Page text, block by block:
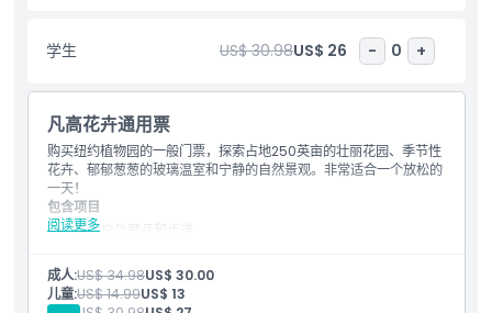
营业时间
需要了解的事项
位置
如何到达那里
如何兑换
学生 US$ 30.98US$ 26 - 0 +
凡高花卉通用票
购买纽约植物园的一般门票，探索占地250英亩的壮丽花园、季节性
花卉、郁郁葱葱的玻璃温室和宁静的自然景观。非常适合一个放松的
一天！
阅读更多
包含项目
访问户外藏品和步道
访问岩石花园（季节性）和本土植物园
纽约植物园有轨电车游览
访问50多个花园和藏品
成人:US$ 34.98US$ 30.00
儿童:US$ 14.99US$ 13